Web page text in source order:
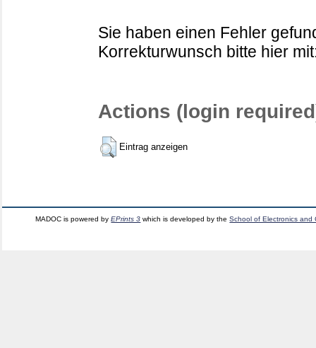
Sie haben einen Fehler
Korrekturwunsch bitte hier
Actions (login
Eintrag anzeigen
MADOC is powered byEPrints 3 which is developed by theSchool of Electronics and